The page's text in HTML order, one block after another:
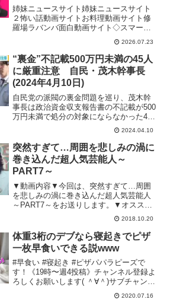
SUMMARY（日テレNEWS
LIVE）
姉妹ニュースサイト姉妹ニュースサイト
２怖い話動画サイトお料理動画サイト修
羅場ラバンバ面白動画サイト◇スマート
フォンアプリ「日テレNEWS NNN」24時
間365日のニュース配信はもちろん、新し
く報道番組へ参加する機能を実装してい
ます。上記リ...
2026.07.23
“裏金”不記載500万円未満の45人
に厳重注意 自民・茂木幹事長
(2024年4月10日)
自民党の派閥の裏金問題を巡り、茂木幹
事長は政治資金収支報告書の不記載が500
万円未満で処分の対象にならなかった45
人に厳重注意したことを明らかにしまし
た。自民党 茂木幹事長「結果的に不記
載を招いてしまった。こういったことに
ついてはしっかり管...
2024.04.10
突然すぎて…周囲を悲しみの渦に
巻き込んだ超人気芸能人～
PART7～
▼動画内容▼今回は、突然すぎて…周囲
を悲しみの渦に巻き込んだ超人気芸能人
～PART7～をお送りします。▼オススメ
動画はこちら♪▼☆突然すぎて…周囲を悲
しみの渦に巻き込んだ超人気芸能人～
PART2～☆実は消されるハズだった…有
名映画キャラクタ...
2018.10.20
体重3桁のデブなら寝起きでピザ
一枚早食いできる説www
#早食い #寝起き #ピザパパラピーズで
す！《19時〜週4投稿》チャンネル登録よ
ろしくお願いします( ＾∀＾)サブチャンネ
ル↓↓【パパラピーズの秘密基地】~じんじ
ん~【Twitter】【Instagram】~タナカガ
2020.07.16